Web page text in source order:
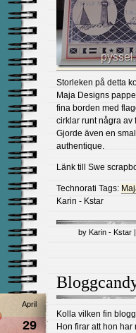
Storleken på detta
Maja Designs
fina borden med
cirklar runt några av
Gjorde även en
authentique.
Länk till Swe
Technorati Tags:
Karin - Kstar
by Karin - Kstar
April
29
Kolla vilken fin
Hon firar att hon